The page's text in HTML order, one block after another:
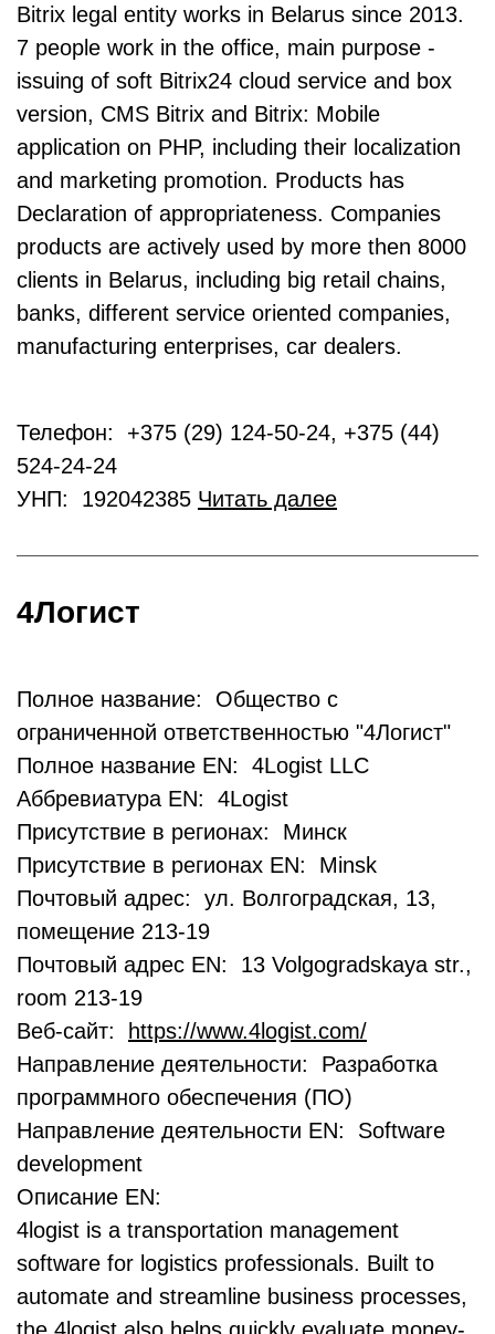
Bitrix legal entity works in Belarus since 2013.
7 people work in the office, main purpose -
issuing of soft Bitrix24 cloud service and box
version, CMS Bitrix and Bitrix: Mobile
application on PHP, including their localization
and marketing promotion. Products has
Declaration of appropriateness. Companies
products are actively used by more then 8000
clients in Belarus, including big retail chains,
banks, different service oriented companies,
manufacturing enterprises, car dealers.
Телефон: +375 (29) 124-50-24, +375 (44)
524-24-24
УНП: 192042385 Читать далее
4Логист
Полное название: Общество с
ограниченной ответственностью "4Логист"
Полное название EN: 4Logist LLC
Аббревиатура EN: 4Logist
Присутствие в регионах: Минск
Присутствие в регионах EN: Minsk
Почтовый адрес: ул. Волгоградская, 13,
помещение 213-19
Почтовый адрес EN: 13 Volgogradskaya str.,
room 213-19
Веб-сайт:
https://www.4logist.com/
Направление деятельности: Разработка
программного обеспечения (ПО)
Направление деятельности EN: Software
development
Описание EN:
4logist is a transportation management
software for logistics professionals. Built to
automate and streamline business processes,